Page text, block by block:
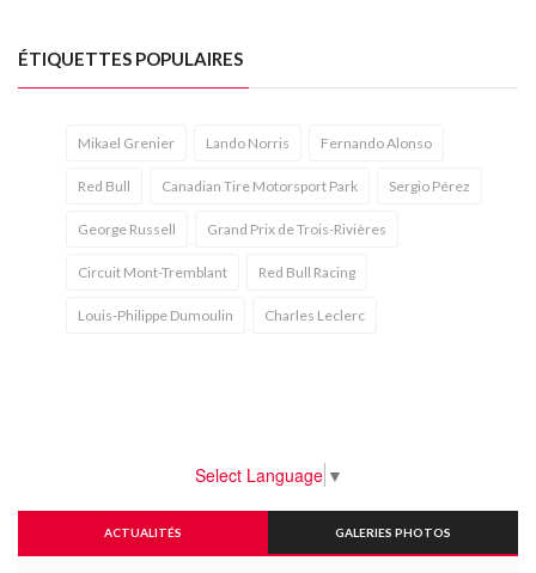
ÉTIQUETTES POPULAIRES
Mikael Grenier Lando Norris Fernando Alonso
Red Bull Canadian Tire Motorsport Park Sergio Pérez
George Russell Grand Prix de Trois-Rivières
Circuit Mont-Tremblant Red Bull Racing
Louis-Philippe Dumoulin Charles Leclerc
Select Language ▼
ACTUALITÉS GALERIES PHOTOS